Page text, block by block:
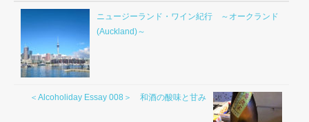
ニュージーランド・ワイン紀行 ～オークランド
(Auckland)～
＜Alcoholiday Essay 008＞ 和酒の酸味と甘み